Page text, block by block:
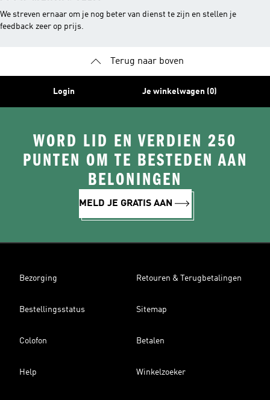
We streven ernaar om je nog beter van dienst te zijn en stellen je
feedback zeer op prijs.
Terug naar boven
Login Je winkelwagen (0)
WORD LID EN VERDIEN 250
PUNTEN OM TE BESTEDEN AAN
BELONINGEN
MELD JE GRATIS AAN
Bezorging Retouren & Terugbetalingen
Bestellingsstatus Sitemap
Colofon Betalen
Help Winkelzoeker